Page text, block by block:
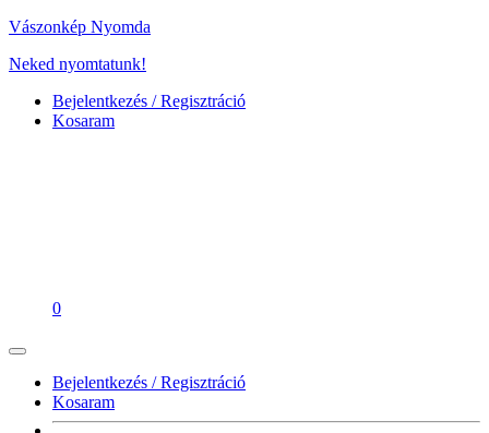
Vászonkép Nyomda
Neked nyomtatunk!
Bejelentkezés / Regisztráció
Kosaram
0
Bejelentkezés / Regisztráció
Kosaram